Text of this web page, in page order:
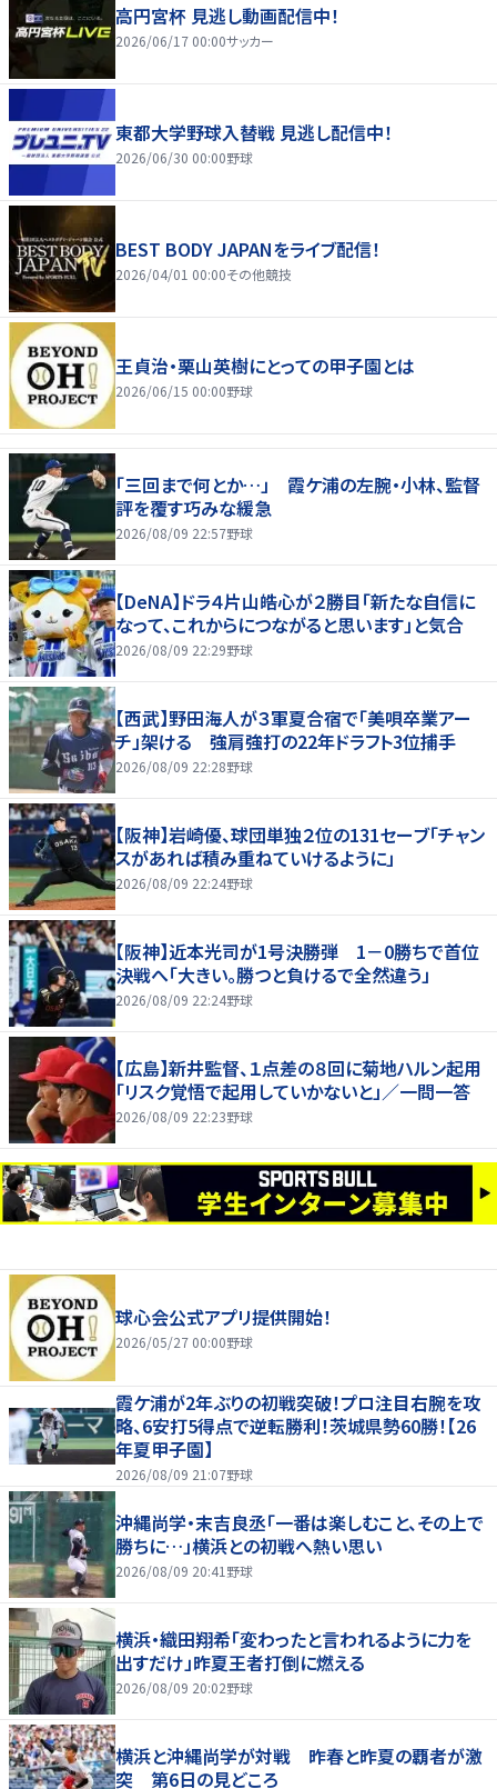
高円宮杯 見逃し動画配信中！
2026/06/17 00:00サッカー
東都大学野球入替戦 見逃し配信中！
2026/06/30 00:00野球
BEST BODY JAPANをライブ配信！
2026/04/01 00:00その他競技
王貞治・栗山英樹にとっての甲子園とは
2026/06/15 00:00野球
「三回まで何とか…」 霞ケ浦の左腕・小林、監督
評を覆す巧みな緩急
2026/08/09 22:57野球
【DeNA】ドラ４片山皓心が２勝目「新たな自信に
なって、これからにつながると思います」と気合
2026/08/09 22:29野球
【西武】野田海人が３軍夏合宿で「美唄卒業アー
チ」架ける 強肩強打の22年ドラフト3位捕手
2026/08/09 22:28野球
【阪神】岩崎優、球団単独２位の131セーブ「チャン
スがあれば積み重ねていけるように」
2026/08/09 22:24野球
【阪神】近本光司が1号決勝弾 1－0勝ちで首位
決戦へ「大きい。勝つと負けるで全然違う」
2026/08/09 22:24野球
【広島】新井監督、１点差の８回に菊地ハルン起用
「リスク覚悟で起用していかないと」／一問一答
2026/08/09 22:23野球
球心会公式アプリ提供開始！
2026/05/27 00:00野球
霞ケ浦が2年ぶりの初戦突破！プロ注目右腕を攻
略、6安打5得点で逆転勝利！茨城県勢60勝！【26
年夏甲子園】
2026/08/09 21:07野球
沖縄尚学・末吉良丞「一番は楽しむこと、その上で
勝ちに…」横浜との初戦へ熱い思い
2026/08/09 20:41 野球
横浜・織田翔希「変わったと言われるように力を
出すだけ」昨夏王者打倒に燃える
2026/08/09 20:02野球
横浜と沖縄尚学が対戦 昨春と昨夏の覇者が激
突 第6日の見どころ